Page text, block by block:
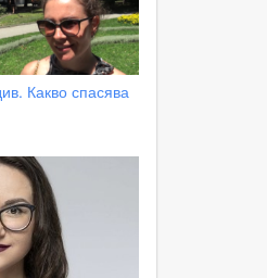
Какво спасява